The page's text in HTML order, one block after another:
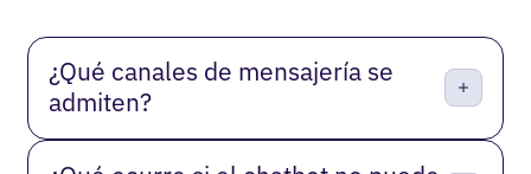
¿Qué canales de mensajería se
admiten?